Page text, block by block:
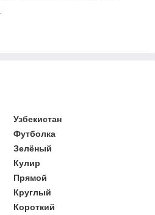
Узбекистан
Футболка
Зелёный
Кулир
Прямой
Круглый
Короткий